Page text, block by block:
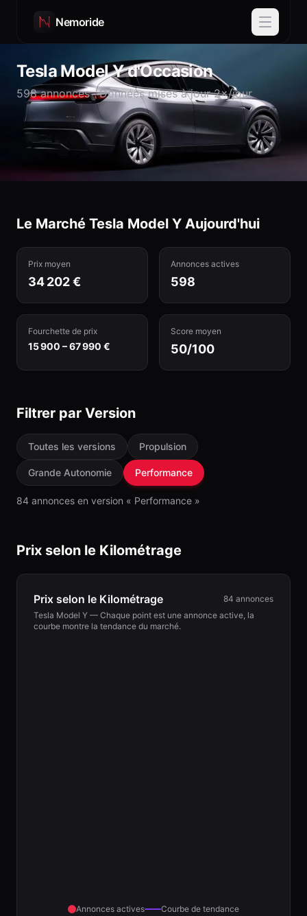
Nemoride
TeslaModel Yd'Occasion
598annonces · Données mises à jour 2×/jour
Le Marché Tesla Model Y Aujourd'hui
Prix moyen
34 202 €
Annonces actives
598
Fourchette de prix
15 900 – 67 990 €
Score moyen
50/100
Filtrer par Version
Toutes les versions Propulsion
Grande Autonomie Performance
84 annonces en version « Performance »
Prix selon le Kilométrage
Prix selon le Kilométrage 84 annonces
Tesla Model Y — Chaque point est une annonce active, la
courbe montre la tendance du marché.
Annonces actives
Courbe de tendance